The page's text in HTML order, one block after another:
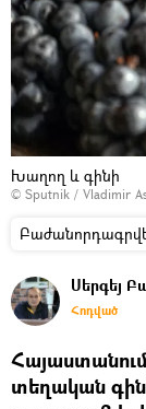
Խաղող և գինի
© Sputnik / Vladimir
Սերգեյ
Հոդված
տեղական